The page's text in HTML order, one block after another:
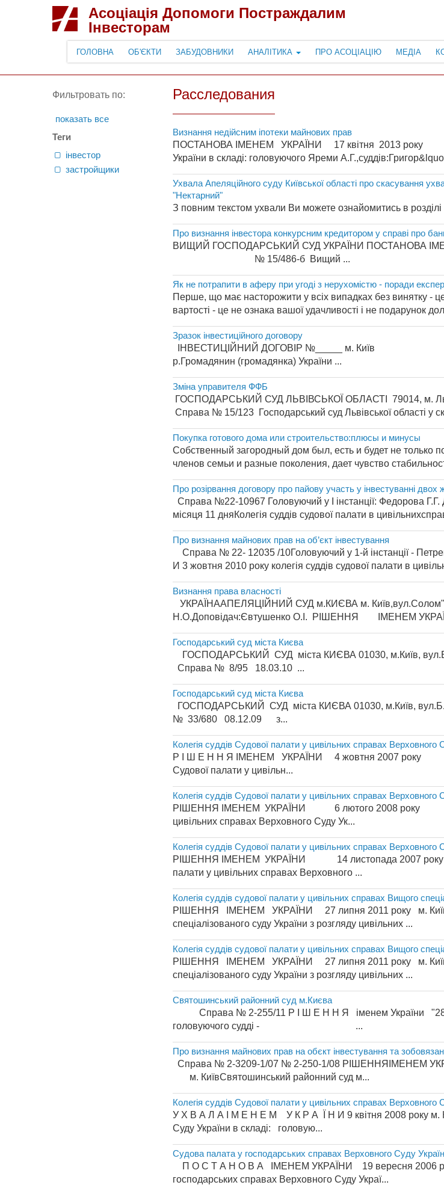
Асоціація Допомоги Постраждалим
Інвесторам
ГОЛОВНА ОБ'ЄКТИ ЗАБУДОВНИКИ АНАЛІТИКА ПРО АСОЦІАЦІЮ МЕДІА
Фильтровать по:
показать все
Теги
інвестор
застройщики
Расследования
Визнання недійсним іпотеки майнових прав
ПОСТАНОВА ІМЕНЕМ УКРАЇНИ 17 квітня 2013 року м.
України в складі: головуючого Яреми
Ухвала Апеляційного суду Київської області про скасування
"Нектарний"
З повним текстом ухвали Ви можете ознайомитись в
Про визнання інвестора конкурсним кредитором у справі про
ВИЩИЙ ГОСПОДАРСЬКИЙ СУД УКРАЇНИ
№ 15/486-б Вищий ...
Як не потрапити в аферу при угоді з нерухомістю - поради
Перше, що має насторожити у всіх випадках без винятку -
вартості - це не ознака вашої удачливості і не подарунок
Зразок інвестиційного договору
ІНВЕСТИЦІЙНИЙ ДОГОВІР
р.Громадянин (громадянка) України ...
Зміна управителя ФФБ
ГОСПОДАРСЬКИЙ СУД ЛЬВІВСЬКОЇ ОБЛАСТІ 79014, м.
Справа № 15/123 Господарський суд Львівської області у
Покупка готового дома или строительство:плюсы и минусы
Собственный загородный дом был, есть и будет не только
членов семьи и разные поколения, дает чувство
Про розірвання договору про пайову участь у інвестуванні двох
Справа №22-10967 Головуючий у І інстанції: Федорова
місяця 11 дняКолегія суддів судової палати в
Про визнання майнових прав на об’єкт інвестування
Справа № 22- 12035 /10Головуючий у 1-й інстанції -
И 3 жовтня 2010 року колегія суддів судової палати в
Визнання права власності
УКРАЇНААПЕЛЯЦІЙНИЙ СУД м.КИЄВА м.
Н.О.Доповідач:Євтушенко О.І. РІШЕННЯ ІМЕНЕМ
Господарський суд міста Києва
ГОСПОДАРСЬКИЙ СУД міста КИЄВА 01030, м.Київ,
Справа № 8/95 18.03.10 ...
Господарський суд міста Києва
ГОСПОДАРСЬКИЙ СУД міста КИЄВА 01030, м.Київ,
№ 33/680 08.12.09 з...
Колегія суддів Судової палати у цивільних справах Верховного
Р І Ш Е Н Н Я ІМЕНЕМ УКРАЇНИ 4
Судової палати у цивільн...
Колегія суддів Судової палати у цивільних справах Верховного
РІШЕННЯ ІМЕНЕМ УКРАЇНИ 6 лютого 2008
цивільних справах Верховного Суду Ук...
Колегія суддів Судової палати у цивільних справах Верховного
РІШЕННЯ ІМЕНЕМ УКРАЇНИ 14
палати у цивільних справах Верховного ...
Колегія суддів судової палати у цивільних справах Вищого
РІШЕННЯ ІМЕНЕМ УКРАЇНИ 27 липня 2011 року м. Київ
спеціалізованого суду України з розгляду цивільних ...
Колегія суддів судової палати у цивільних справах Вищого
РІШЕННЯ ІМЕНЕМ УКРАЇНИ 27 липня 2011 року м. Київ
спеціалізованого суду України з розгляду цивільних ...
Святошинський районний суд м.Києва
Справа № 2-255/11 Р І Ш Е Н Н Я іменем України "28"
головуючого судді - ...
Про визнання майнових прав на обєкт інвестування та
Справа № 2-3209-1/07 № 2-250-1/08
м. КиївСвятошинський районний суд м...
Колегія суддів Судової палати у цивільних справах Верховного
У Х В А Л А І М Е Н Е М У К Р А Ї Н И 9 квітня 2008 року м.
Суду України в складі: головую...
Судова палата у господарських справах Верховного Суду
П О С Т А Н О В А ІМЕНЕМ УКРАЇНИ 19
господарських справах Верховного Суду Украї...